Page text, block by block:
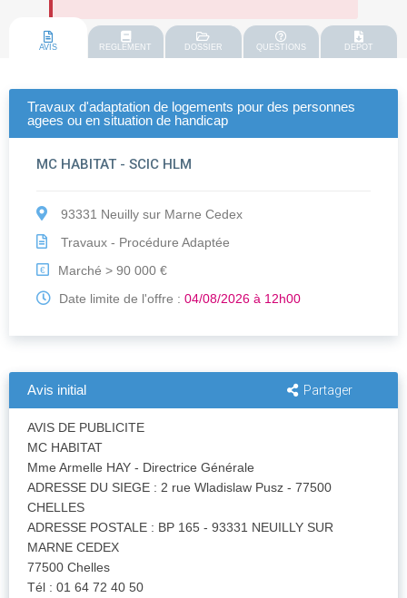
AVIS REGLEMENT DOSSIER QUESTIONS DEPOT
Travaux d'adaptation de logements pour des personnes
agees ou en situation de handicap
MC HABITAT - SCIC HLM
93331 Neuilly sur Marne Cedex
Travaux - Procédure Adaptée
€
Marché > 90 000 €
Date limite de l'offre : 04/08/2026 à 12h00
Avis initial Partager
AVIS DE PUBLICITE
MC HABITAT
Mme Armelle HAY - Directrice Générale
ADRESSE DU SIEGE : 2 rue Wladislaw Pusz - 77500
CHELLES
ADRESSE POSTALE : BP 165 - 93331 NEUILLY SUR
MARNE CEDEX
77500 Chelles
Tél : 01 64 72 40 50